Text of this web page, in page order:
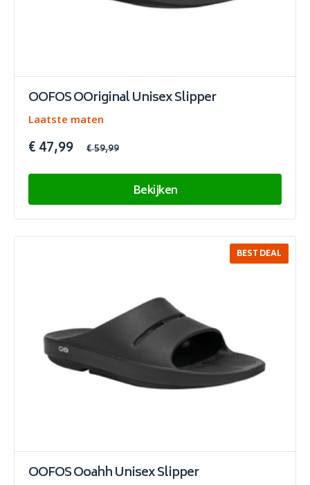
OOFOS OOriginal Unisex Slipper
Laatste maten
€ 47,99 € 59,99
Bekijken
SALE
BEST DEAL
OOFOS Ooahh Unisex Slipper